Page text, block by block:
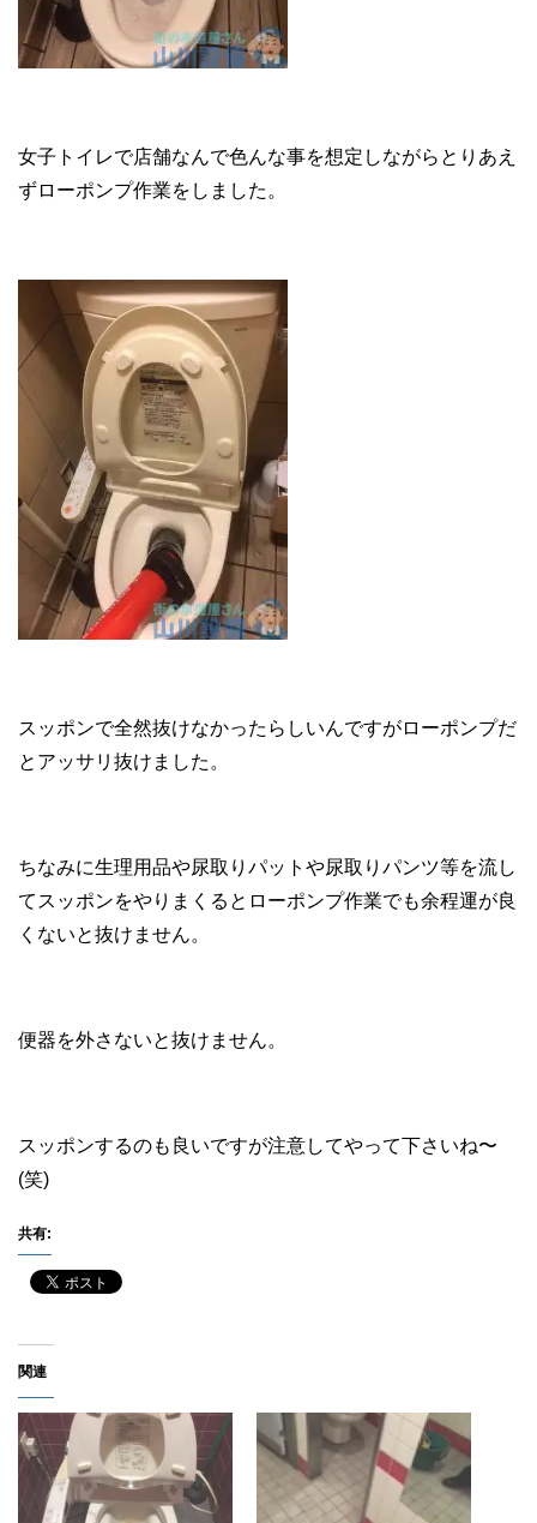
女子トイレで店舗なんで色んな事を想定しながらとりあえ
ずローポンプ作業をしました。
スッポンで全然抜けなかったらしいんですがローポンプだ
とアッサリ抜けました。
ちなみに生理用品や尿取りパットや尿取りパンツ等を流し
てスッポンをやりまくるとローポンプ作業でも余程運が良
くないと抜けません。
便器を外さないと抜けません。
スッポンするのも良いですが注意してやって下さいね〜
(笑)
共有:
関連